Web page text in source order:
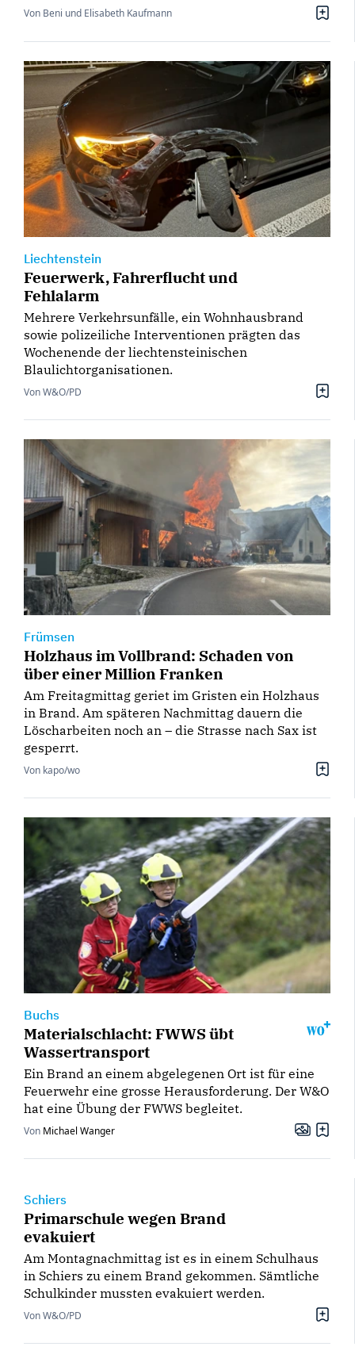
Von Beni und Elisabeth Kaufmann
Liechtenstein
Feuerwerk, Fahrerflucht und
Fehlalarm
Mehrere Verkehrsunfälle, ein Wohnhausbrand
sowie polizeiliche Interventionen prägten das
Wochenende der liechtensteinischen
Blaulichtorganisationen.
Von W&O/PD
Frümsen
Holzhaus im Vollbrand: Schaden von
über einer Million Franken
Am Freitagmittag geriet im Gristen ein Holzhaus
in Brand. Am späteren Nachmittag dauern die
Löscharbeiten noch an – die Strasse nach Sax ist
gesperrt.
Von kapo/wo
Buchs
Materialschlacht: FWWS übt
Wassertransport
Ein Brand an einem abgelegenen Ort ist für eine
Feuerwehr eine grosse Herausforderung. Der W&O
hat eine Übung der FWWS begleitet.
Von Michael Wanger
Schiers
Primarschule wegen Brand
evakuiert
Am Montagnachmittag ist es in einem Schulhaus
in Schiers zu einem Brand gekommen. Sämtliche
Schulkinder mussten evakuiert werden.
Von W&O/PD